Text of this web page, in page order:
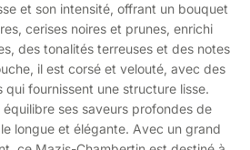
et son intensité, offrant un bouquet
cerises noires et prunes, enrichi
des tonalités terreuses et des notes
il est corsé et velouté, avec des
qui fournissent une structure lisse.
ses saveurs profondes de
longue et élégante. Avec un grand